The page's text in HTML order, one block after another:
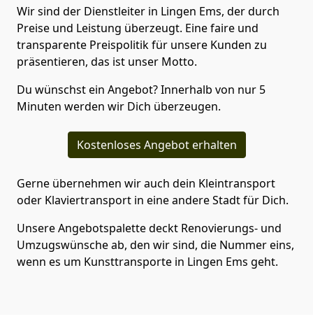
Wir sind der Dienstleiter in Lingen Ems, der durch
Preise und Leistung überzeugt. Eine faire und
transparente Preispolitik für unsere Kunden zu
präsentieren, das ist unser Motto.
Du wünschst ein Angebot? Innerhalb von nur 5
Minuten werden wir Dich überzeugen.
Kostenloses Angebot erhalten
Gerne übernehmen wir auch dein Kleintransport
oder Klaviertransport in eine andere Stadt für Dich.
Unsere Angebotspalette deckt Renovierungs- und
Umzugswünsche ab, den wir sind, die Nummer eins,
wenn es um Kunsttransporte in Lingen Ems geht.